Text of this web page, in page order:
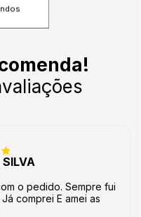
SILVA
o pedido. Sempre fui
comprei E amei as